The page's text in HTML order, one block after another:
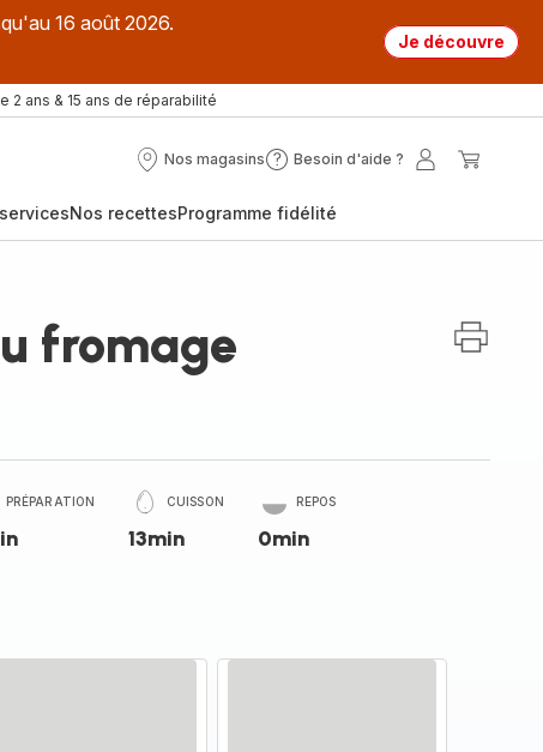
16 août 2026.
Je découvre
2 ans & 15 ans de réparabilité
Nos magasins
Nos
Besoin d'aide ?
Besoin
?
Mon
Nos recettesProgramme fidélité
fromage
PRÉPARATION CUISSON
13min
REPOS
0min